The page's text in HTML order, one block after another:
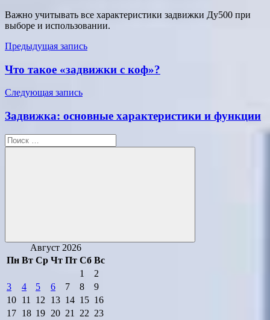
Важно учитывать все характеристики задвижки Ду500 при
выборе и использовании.
Навигация
по
Предыдущая запись
Что такое «задвижки с коф»?
Следующая запись
Задвижка: основные характеристики и функции
Поиск
для:
Поиск
Август 2026
Пн Вт Ср Чт Пт Сб Вс
1
2
3
4 5 6 7 8
9
10 11 12 13 14 15 16
17 18 19 20 21 22 23